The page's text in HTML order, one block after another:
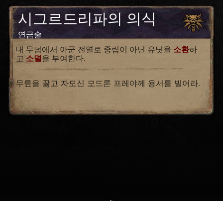
시그르드리파의 의식
연금술
내 무덤에서 아군 전열로 중립이 아닌 유닛을 소환하
고 소멸 을 부여한다.
무릎을 꿇고 자모신 모드론 프레야께 용서를 빌어라.